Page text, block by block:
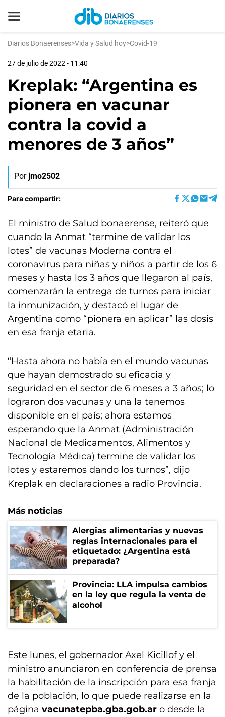
Diarios Bonaerenses>Vida y Salud hoy>Covid-19
27 de julio de 2022 - 11:40
Kreplak: “Argentina es
pionera en vacunar
contra la covid a
menores de 3 años”
Por jmo2502
Para compartir:
El ministro de Salud bonaerense, reiteró que
cuando la Anmat “termine de validar los
lotes” de vacunas Moderna contra el
coronavirus para niñas y niños a partir de los 6
meses y hasta los 3 años que llegaron al país,
comenzarán la entrega de turnos para iniciar
la inmunización, y destacó el lugar de
Argentina como “pionera en aplicar” las dosis
en esa franja etaria.
“Hasta ahora no había en el mundo vacunas
que hayan demostrado su eficacia y
seguridad en el sector de 6 meses a 3 años; lo
lograron dos vacunas y una la tenemos
disponible en el país; ahora estamos
esperando que la Anmat (Administración
Nacional de Medicamentos, Alimentos y
Tecnología Médica) termine de validar los
lotes y estaremos dando los turnos”, dijo
Kreplak en declaraciones a radio Provincia.
Más noticias
Alergias alimentarias y nuevas
reglas internacionales para el
etiquetado: ¿Argentina está
preparada?
Provincia: LLA impulsa cambios
en la ley que regula la venta de
alcohol
Este lunes, el gobernador Axel Kicillof y el
ministro anunciaron en conferencia de prensa
la habilitación de la inscripción para esa franja
de la población, lo que puede realizarse en la
página vacunatepba.gba.gob.ar o desde la